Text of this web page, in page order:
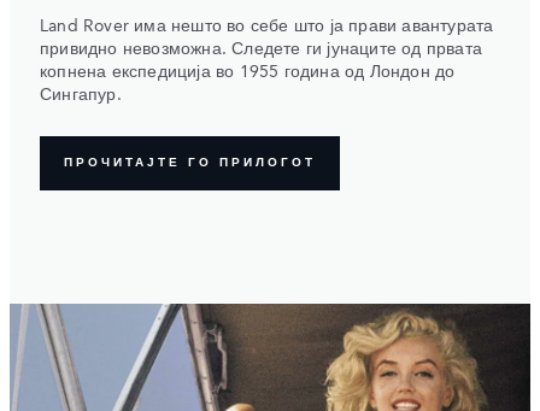
Land Rover има нешто во себе што ја прави авантурата
привидно невозможна. Следете ги јунаците од првата
копнена експедиција во 1955 година од Лондон до
Сингапур.
ПРОЧИТАЈТЕ ГО ПРИЛОГОТ